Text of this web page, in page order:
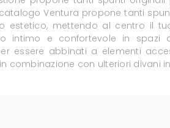
Ventura propone tanti
estetico, mettendo al centro il
intimo e confortevole in spazi
essere abbinati a elementi
combinazione con ulteriori divani